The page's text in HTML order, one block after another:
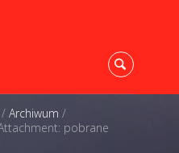
Archiwum /
pobrane